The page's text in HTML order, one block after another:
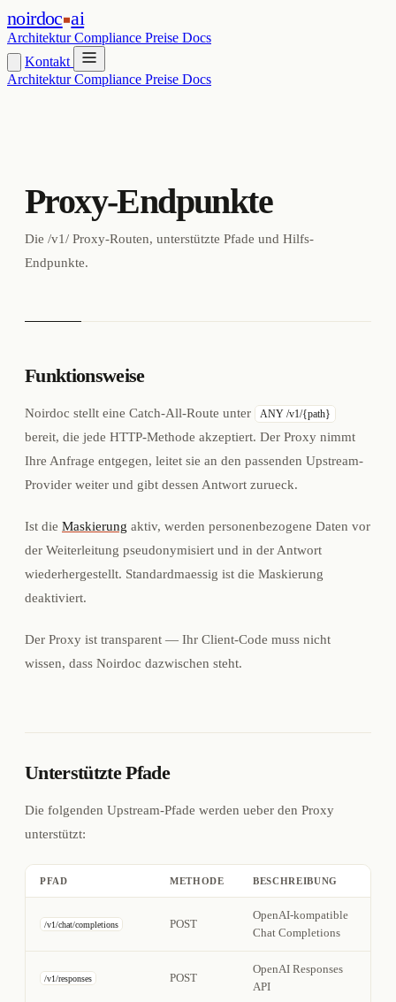
noirdoc ai
ArchitekturCompliance Preise Docs
Kontakt
ArchitekturCompliance Preise Docs
Proxy-Endpunkte
Die /v1/ Proxy-Routen, unterstützte Pfade und Hilfs-
Endpunkte.
Funktionsweise
Noirdoc stellt eine Catch-All-Route unter ANY /v1/{path}
bereit, die jede HTTP-Methode akzeptiert. Der Proxy nimmt
Ihre Anfrage entgegen, leitet sie an den passenden Upstream-
Provider weiter und gibt dessen Antwort zurueck.
Ist die Maskierung aktiv, werden personenbezogene Daten vor
der Weiterleitung pseudonymisiert und in der Antwort
wiederhergestellt. Standardmaessig ist die Maskierung
deaktiviert.
Der Proxy ist transparent — Ihr Client-Code muss nicht
wissen, dass Noirdoc dazwischen steht.
Unterstützte Pfade
Die folgenden Upstream-Pfade werden ueber den Proxy
unterstützt:
PFAD METHODE BESCHREIBUNG
/v1/chat/completions POST
OpenAI-kompatible
Chat Completions
/v1/responses POST
OpenAI Responses
API